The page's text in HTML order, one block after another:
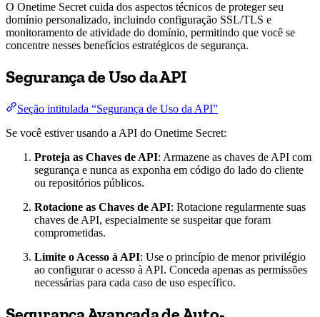
O Onetime Secret cuida dos aspectos técnicos de proteger seu
domínio personalizado, incluindo configuração SSL/TLS e
monitoramento de atividade do domínio, permitindo que você se
concentre nesses benefícios estratégicos de segurança.
Segurança de Uso da API
Seção intitulada “Segurança de Uso da API”
Se você estiver usando a API do Onetime Secret:
Proteja as Chaves de API: Armazene as chaves de API com
segurança e nunca as exponha em código do lado do cliente
ou repositórios públicos.
Rotacione as Chaves de API: Rotacione regularmente suas
chaves de API, especialmente se suspeitar que foram
comprometidas.
Limite o Acesso à API: Use o princípio de menor privilégio
ao configurar o acesso à API. Conceda apenas as permissões
necessárias para cada caso de uso específico.